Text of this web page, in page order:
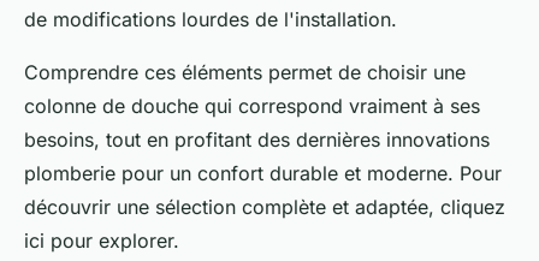
de modifications lourdes de l'installation.
Comprendre ces éléments permet de choisir une
colonne de douche qui correspond vraiment à ses
besoins, tout en profitant des dernières innovations
plomberie pour un confort durable et moderne. Pour
découvrir une sélection complète et adaptée, cliquez
ici pour explorer.